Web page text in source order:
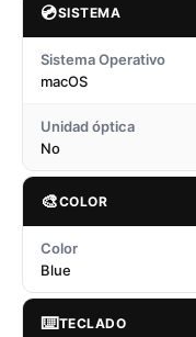
💿SISTEMA
Sistema Operativo
macOS
Unidad óptica
No
🎨COLOR
Color
Blue
⌨️TECLADO